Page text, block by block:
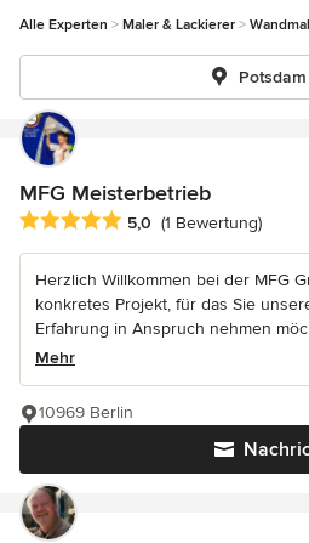
Alle Experten Maler & Lackierer
Potsdam
MFG Meisterbetrieb
Durchschnittliche Bewertung: 5
5,0 (1 Bewertung)
Herzlich Willkommen bei der MFG
konkretes Projekt, für das Sie
Erfahrung in Anspruch nehmen
Mehr
10969 Berlin